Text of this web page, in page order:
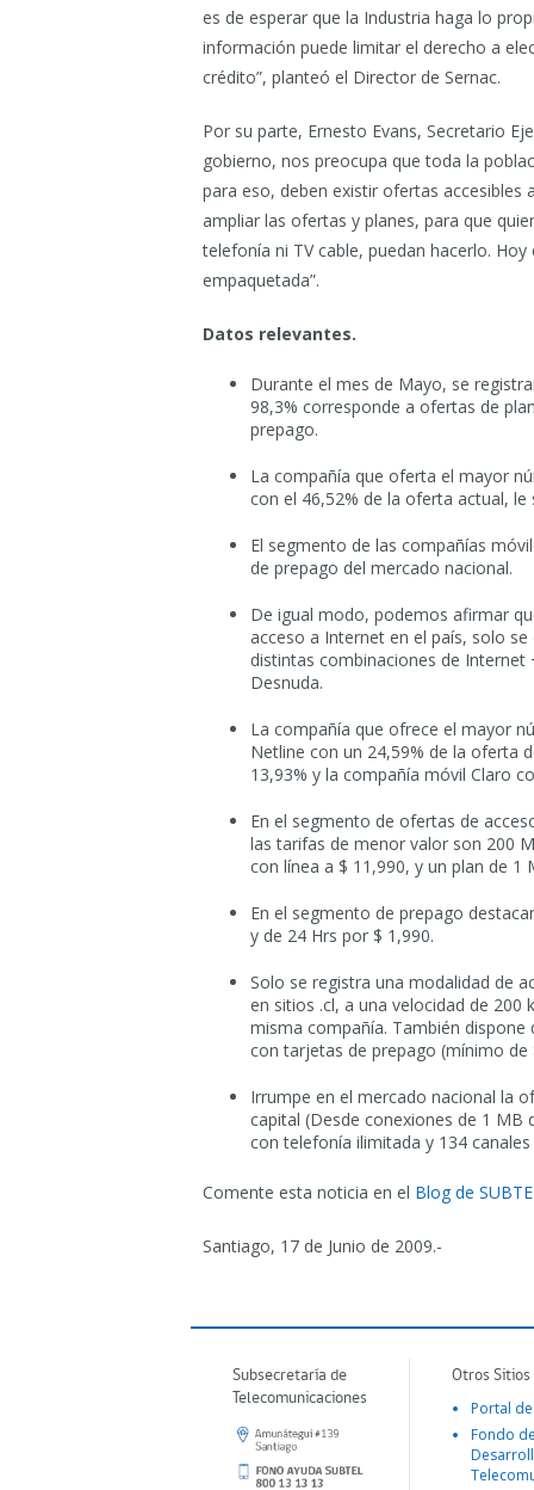
es de esperar que la Industria haga lo
información puede limitar el derecho a
crédito”, planteó el Director de Sernac.
Por su parte, Ernesto Evans, Secretario
gobierno, nos preocupa que toda la
para eso, deben existir ofertas
ampliar las ofertas y planes, para que
telefonía ni TV cable, puedan hacerlo.
empaquetada”.
Datos relevantes.
Durante el mes de Mayo, se
98,3% corresponde a ofertas de
prepago.
La compañía que oferta el mayor
con el 46,52% de la oferta actual, le
El segmento de las compañías
de prepago del mercado nacional.
De igual modo, podemos afirmar
acceso a Internet en el país, solo
distintas combinaciones de
Desnuda.
La compañía que ofrece el mayor
Netline con un 24,59% de la oferta
13,93% y la compañía móvil Claro
En el segmento de ofertas de
las tarifas de menor valor son 200
con línea a $ 11,990, y un plan de 1
En el segmento de prepago
y de 24 Hrs por $ 1,990.
Solo se registra una modalidad de
en sitios .cl, a una velocidad de 200
misma compañía. También
con tarjetas de prepago (mínimo
Irrumpe en el mercado nacional la
capital (Desde conexiones de 1
con telefonía ilimitada y 134
Comente esta noticia en el Blog de
Santiago, 17 de Junio de 2009.-
Subsecretaría de
Telecomunicaciones
Otros
Portal
Fondo